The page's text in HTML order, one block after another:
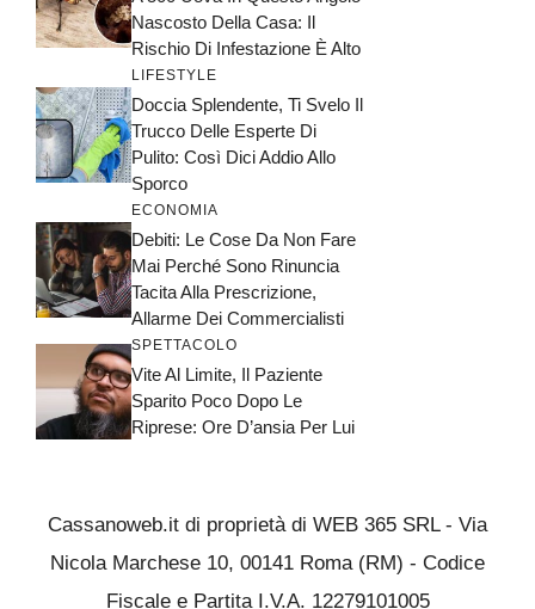
Nascosto Della Casa: Il
Rischio Di Infestazione È Alto
LIFESTYLE
Doccia Splendente, Ti Svelo Il
Trucco Delle Esperte Di
Pulito: Così Dici Addio Allo
Sporco
ECONOMIA
Debiti: Le Cose Da Non Fare
Mai Perché Sono Rinuncia
Tacita Alla Prescrizione,
Allarme Dei Commercialisti
SPETTACOLO
Vite Al Limite, Il Paziente
Sparito Poco Dopo Le
Riprese: Ore D’ansia Per Lui
Cassanoweb.it di proprietà di WEB 365 SRL - Via
Nicola Marchese 10, 00141 Roma (RM) - Codice
Fiscale e Partita I.V.A. 12279101005